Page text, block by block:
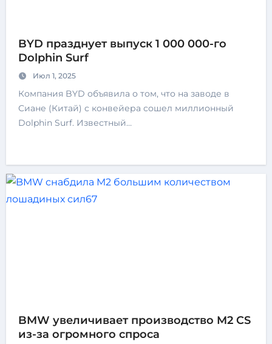
BYD празднует выпуск 1 000 000-го
Dolphin Surf
Июл 1, 2025
Компания BYD объявила о том, что на заводе в
Сиане (Китай) с конвейера сошел миллионный
Dolphin Surf. Известный…
BMW увеличивает производство M2 CS
из-за огромного спроса